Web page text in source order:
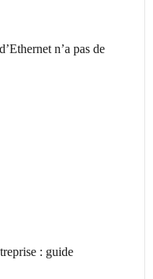
n’a pas de
: guide